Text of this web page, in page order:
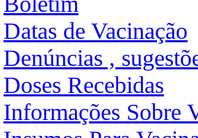
Datas de Vacinação
Denúncias ,
Doses Recebidas
Informações Sobre